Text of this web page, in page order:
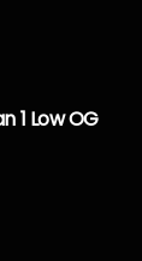
1 Low OG